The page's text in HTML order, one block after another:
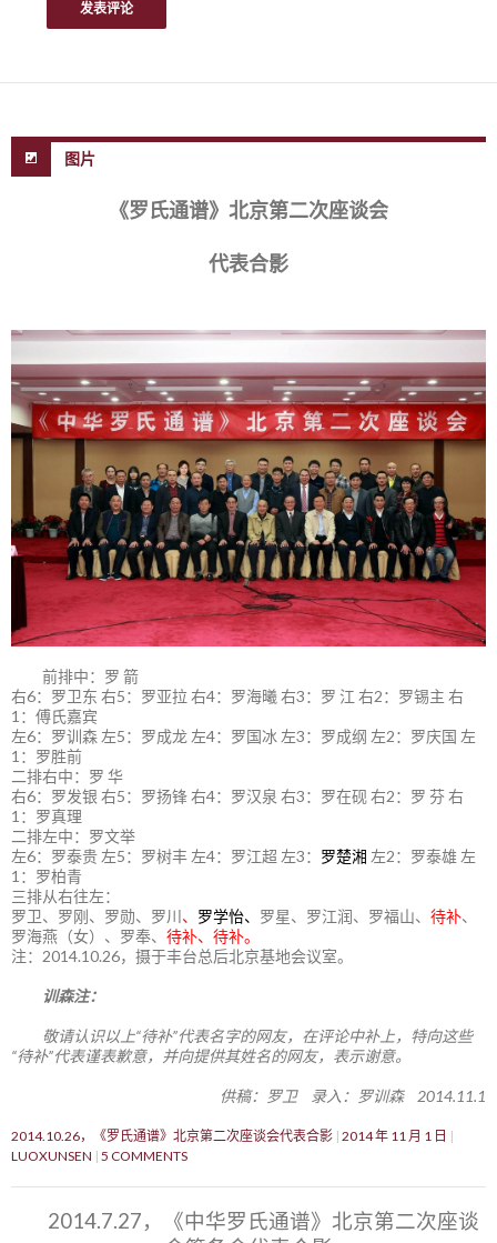
图片
《罗氏通谱》北京第二次座谈会
代表合影
前排中：罗 箭
右6：罗卫东 右5：罗亚拉 右4：罗海曦 右3：罗 江 右2：罗锡主 右
1：傅氏嘉宾
左6：罗训森 左5：罗成龙 左4：罗国冰 左3：罗成纲 左2：罗庆国 左
1：罗胜前
二排右中：罗 华
右6：罗发银 右5：罗扬锋 右4：罗汉泉 右3：罗在砚 右2：罗 芬 右
1：罗真理
二排左中：罗文举
左6：罗泰贵 左5：罗树丰 左4：罗江超 左3： 罗楚湘 左2：罗泰雄 左
1：罗柏青
三排从右往左：
罗卫、罗刚、罗勋、罗川 、 罗学怡、 罗星、罗江润、罗福山、 待补、
罗海燕（女）、罗奉、 待补、待补。
注：2014.10.26，摄于丰台总后北京基地会议室。
训森注：
敬请认识以上“待补”代表名字的网友，在评论中补上，特向这些
“待补”代表谨表歉意，并向提供其姓名的网友，表示谢意。
供稿：罗卫 录入：罗训森 2014.11.1
2014.10.26，《罗氏通谱》北京第二次座谈会代表合影 2014 年 11 月 1 日
LUOXUNSEN 5 COMMENTS
2014.7.27，《中华罗氏通谱》北京第二次座谈